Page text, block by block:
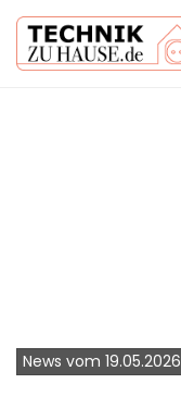
News vom 19.05.2026